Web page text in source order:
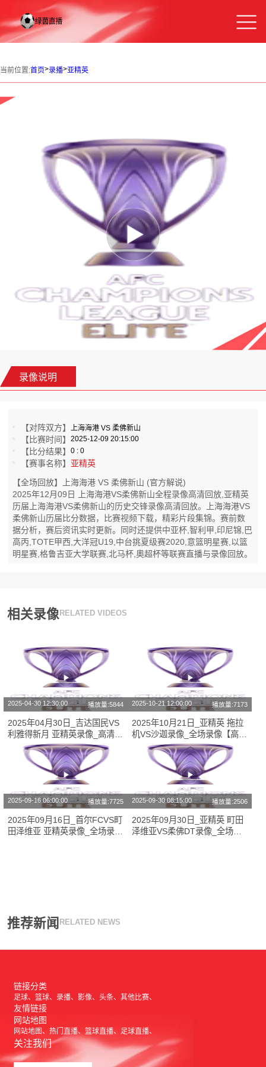
当前位置:首页>录播>亚精英
录像说明
【对阵双方】 上海海港 VS 柔佛新山
【比赛时间】2025-12-09 20:15:00
【比分结果】0 : 0
【赛事名称】 亚精英
【全场回放】上海海港 VS 柔佛新山 (官方解说)
2025年12月09日 上海海港VS柔佛新山全程录像高清回放,亚精英
历届上海海港VS柔佛新山的历史交锋录像高清回放。上海海港VS
柔佛新山历届比分数据，比赛视频下载，精彩片段集锦。赛前数
据分析，赛后资讯实时更新。同时还提供中亚杯,智利甲,印尼锦,巴
高丙,TOTE甲西,大洋冠U19,中台挑夏级赛2020,意篮明星赛,以篮
明星赛,格鲁吉亚大学联赛,北马杯,奧超杯等联赛直播与录像回放。
相关录像 RELATED VIDEOS
2025-04-30 12:30:00 播放量:5844
2025年04月30日_吉达国民VS
利雅得新月 亚精英录像_高清录
像【全场回放】
2025-10-21 12:00:00 播放量:7173
2025年10月21日_亚精英 拖拉
机VS沙迦录像_全场录像【高清
回放】
2025-09-16 06:00:00 播放量:7725
2025年09月16日_首尔FCVS町
田泽维亚 亚精英录像_全场录像
2025-09-30 08:15:00 播放量:2506
2025年09月30日_亚精英 町田
泽维亚VS柔佛DT录像_全场录
推荐新闻 RELATED NEWS
链接分类
足球 篮球 录播 影像 头条 其他比赛
友情链接
网站地图
网站地图 热门直播 篮球直播 足球直播
关注我们